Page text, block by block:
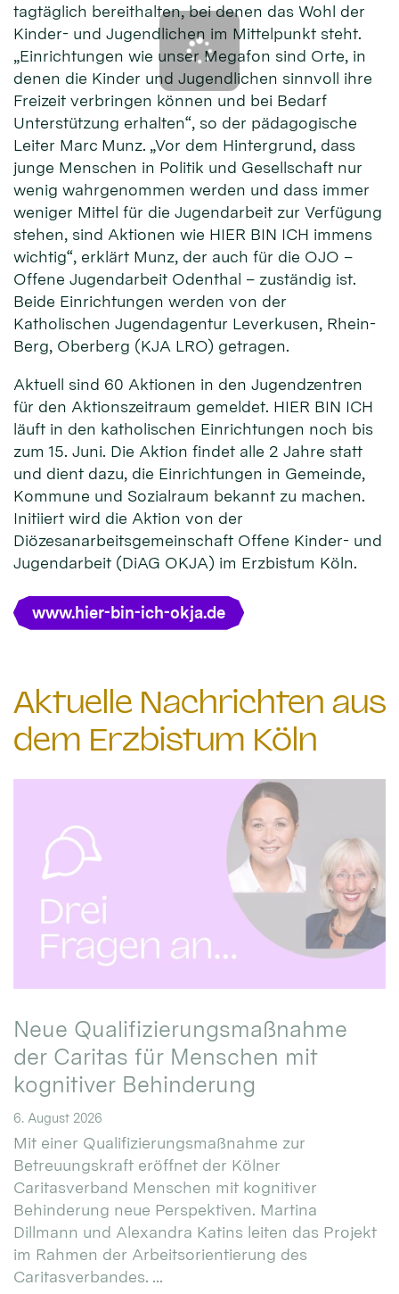
tagtäglich bereithalten, bei denen das Wohl der
Kinder- und Jugendlichen im Mittelpunkt steht.
„Einrichtungen wie unser Megafon sind Orte, in
denen die Kinder und Jugendlichen sinnvoll ihre
Freizeit verbringen können und bei Bedarf
Unterstützung erhalten“, so der pädagogische
Leiter Marc Munz. „Vor dem Hintergrund, dass
junge Menschen in Politik und Gesellschaft nur
wenig wahrgenommen werden und dass immer
weniger Mittel für die Jugendarbeit zur Verfügung
stehen, sind Aktionen wie HIER BIN ICH immens
wichtig“, erklärt Munz, der auch für die OJO –
Offene Jugendarbeit Odenthal – zuständig ist.
Beide Einrichtungen werden von der
Katholischen Jugendagentur Leverkusen, Rhein-
Berg, Oberberg (KJA LRO) getragen.
Aktuell sind 60 Aktionen in den Jugendzentren
für den Aktionszeitraum gemeldet. HIER BIN ICH
läuft in den katholischen Einrichtungen noch bis
zum 15. Juni. Die Aktion findet alle 2 Jahre statt
und dient dazu, die Einrichtungen in Gemeinde,
Kommune und Sozialraum bekannt zu machen.
Initiiert wird die Aktion von der
Diözesanarbeitsgemeinschaft Offene Kinder- und
Jugendarbeit (DiAG OKJA) im Erzbistum Köln.
www.hier-bin-ich-okja.de
Aktuelle Nachrichten aus
dem Erzbistum Köln
Neue Qualifizierungsmaßnahme
der Caritas für Menschen mit
kognitiver Behinderung
6. August 2026
Mit einer Qualifizierungsmaßnahme zur
Betreuungskraft eröffnet der Kölner
Caritasverband Menschen mit kognitiver
Behinderung neue Perspektiven. Martina
Dillmann und Alexandra Katins leiten das Projekt
im Rahmen der Arbeitsorientierung des
Caritasverbandes. ...